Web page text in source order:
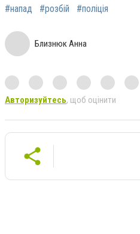
#напад #розбій #поліція
Близнюк Анна
Авторизуйтесь, щоб оцінити